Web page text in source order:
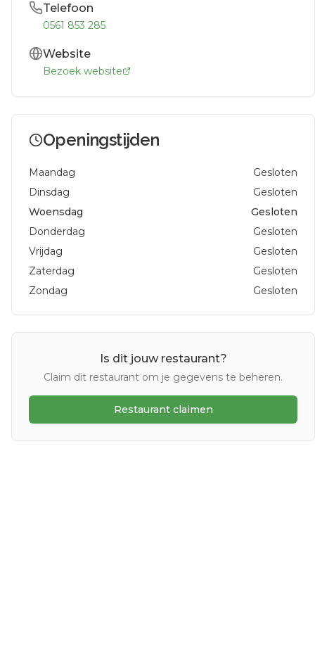
Telefoon
0561 853 285
Website
Bezoek website
Openingstijden
Maandag
Gesloten
Dinsdag
Gesloten
Woensdag
Gesloten
Donderdag
Gesloten
Vrijdag
Gesloten
Zaterdag
Gesloten
Zondag
Gesloten
Is dit jouw restaurant?
Claim dit restaurant om je gegevens te beheren.
Restaurant claimen